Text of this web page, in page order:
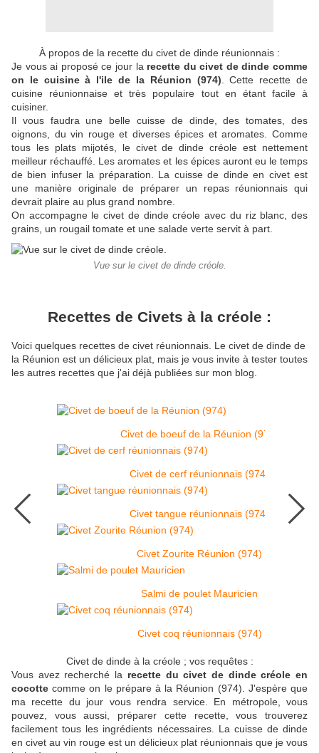
À propos de la recette du civet de dinde réunionnais :
Je vous ai proposé ce jour la recette du civet de dinde comme
on le cuisine à l'ile de la Réunion (974) . Cette recette de
cuisine réunionnaise et très populaire tout en étant facile à
cuisiner.
Il vous faudra une belle cuisse de dinde, des tomates, des
oignons, du vin rouge et diverses épices et aromates. Comme
tous les plats mijotés, le civet de dinde créole est nettement
meilleur réchauffé. Les aromates et les épices auront eu le temps
de bien infuser la préparation. La cuisse de dinde en civet est
une manière originale de préparer un repas réunionnais qui
devrait plaire au plus grand nombre.
On accompagne le civet de dinde créole avec du riz blanc, des
grains, un rougail tomate et une salade verte servit à part.
Vue sur le civet de dinde créole.
Recettes de Civets à la créole :
Voici quelques recettes de civet réunionnais. Le civet de dinde de
la Réunion est un délicieux plat, mais je vous invite à tester toutes
les autres recettes que j'ai déjà publiées sur mon blog.
Civet de boeuf de la Réunion (974)
Civet de cerf réunionnais (974)
Civet tangue réunionnais (974)
Civet Zourite Réunion (974)
Salmi de poulet Mauricien
Civet coq réunionnais (974)
Civet de dinde à la créole ; vos requêtes :
Vous avez recherché la recette du civet de dinde créole en
cocotte comme on le prépare à la Réunion (974). J'espère que
ma recette du jour vous rendra service. En métropole, vous
pouvez, vous aussi, préparer cette recette, vous trouverez
facilement tous les ingrédients nécessaires. La cuisse de dinde
en civet au vin rouge est un délicieux plat réunionnais que je vous